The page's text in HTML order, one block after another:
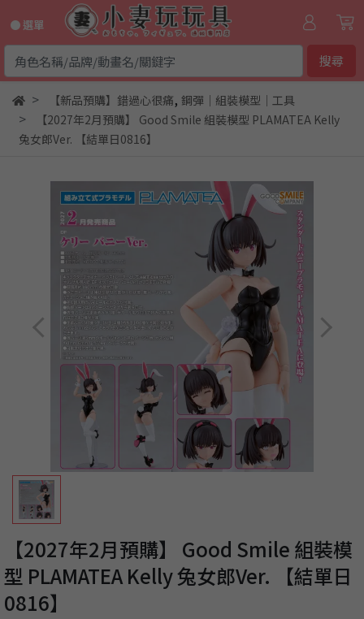
● 選單
搜尋
【新品預購】錯過心很痛, 鋼彈｜組裝模型｜工具
【2027年2月預購】 Good Smile 組裝模型 PLAMATEA Kelly
兔女郎Ver. 【結單日0816】
【2027年2月預購】 Good Smile 組裝模
型 PLAMATEA Kelly 兔女郎Ver. 【結單日
0816】